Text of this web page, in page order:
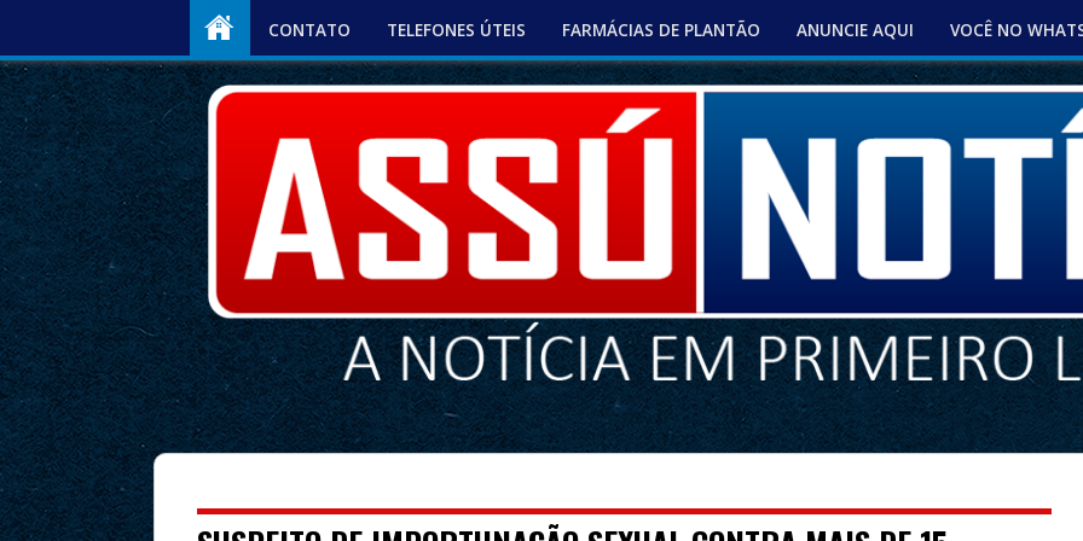
CONTATO TELEFONES ÚTEIS FARMÁCIAS DE PLANTÃO ANUNCIE AQUI VOCÊ NO